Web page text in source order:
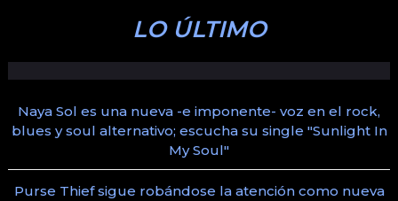
LO ÚLTIMO
Naya Sol es una nueva -e imponente- voz en el rock,
blues y soul alternativo; escucha su single "Sunlight In
My Soul"
Purse Thief sigue robándose la atención como nueva